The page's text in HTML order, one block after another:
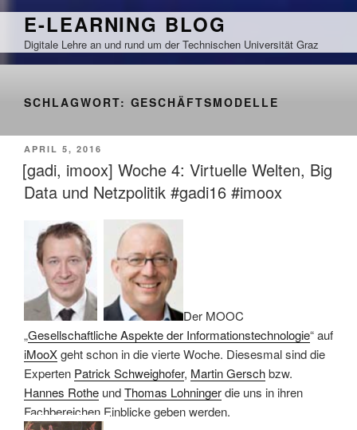
Zum
springen
E-LEARNING BLOG
Digitale Lehre an und rund um der Technischen Universität Graz
SCHLAGWORT: GESCHÄFTSMODELLE
VERÖFFENTLICHT
AM
APRIL 5, 2016
[gadi, imoox] Woche 4: Virtuelle Welten, Big
Data und Netzpolitik #gadi16 #imoox
Der MOOC
„Gesellschaftliche Aspekte der Informationstechnologie“ auf
iMooXgeht schon in die vierte Woche. Diesesmal sind die
Experten Patrick Schweighofer, Martin Gerschbzw.
Hannes Rothe undThomas Lohningerdie uns in ihren
Fachbereichen Einblicke geben werden.